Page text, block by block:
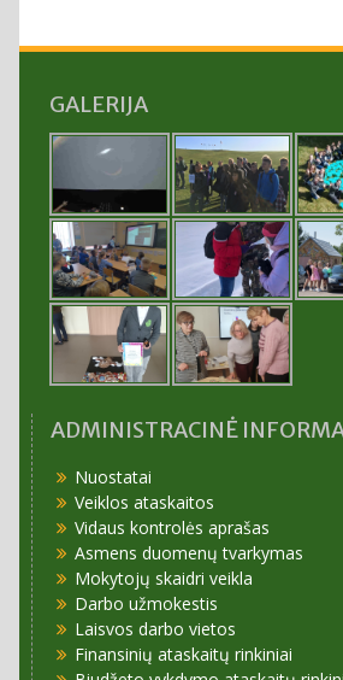
GALERIJA
ADMINISTRACINĖ
Nuostatai
Veiklos ataskaitos
Vidaus kontrolės aprašas
Asmens duomenų tvarkymas
Mokytojų skaidri veikla
Darbo užmokestis
Laisvos darbo vietos
Finansinių ataskaitų rinkiniai